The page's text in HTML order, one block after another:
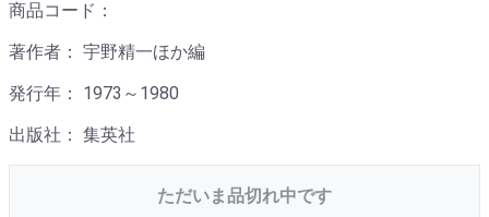
商品コード：
著作者： 宇野精一ほか編
発行年： 1973～1980
出版社： 集英社
ただいま品切れ中です